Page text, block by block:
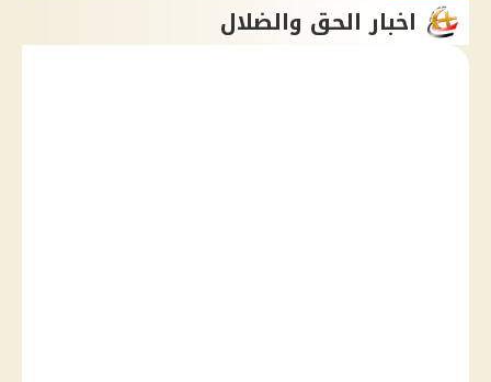
اخبار الحق والضلال